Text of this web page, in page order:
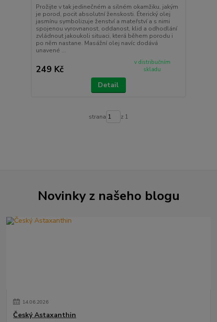
Prožijte v tak jedinečném a silném okamžiku, jakým
je porod, pocit absolutní ženskosti. Éterický olej
jasmínu symbolizuje ženství a mateřství a s nimi
spojenou vyrovnanost, oddanost, klid a odhodlání
zvládnout jakoukoli situaci, která během porodu i
po něm nastane. Masážní olej navíc dodává
unavené ...
249 Kč
v distribučním
skladu
Detail
strana z 1
Novinky z našeho blogu
14.06.2026
Český Astaxanthin